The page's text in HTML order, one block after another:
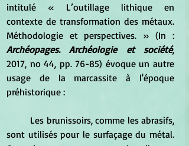
intitulé « L’outillage lithique en
contexte de transformation des métaux.
Archéopages. Archéologie et société,
2017, no 44, pp. 76-85) évoque un autre
usage de la marcassite à l'époque
préhistorique :
sont utilisés pour le surfaçage du métal.